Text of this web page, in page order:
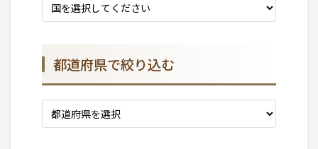
都道府県で絞り込む